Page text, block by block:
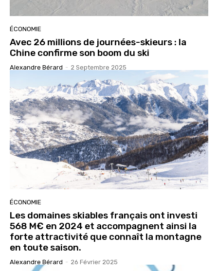
ÉCONOMIE
Avec 26 millions de journées-skieurs : la
Chine confirme son boom du ski
Alexandre Bérard - 2 Septembre 2025
ÉCONOMIE
Les domaines skiables français ont investi
568 M€ en 2024 et accompagnent ainsi la
forte attractivité que connaît la montagne
en toute saison.
Alexandre Bérard - 26 Février 2025